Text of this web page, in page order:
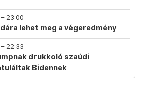
23:00
lehet meg a végeredmény
22:33
drukkoló szaúdi
Bidennek